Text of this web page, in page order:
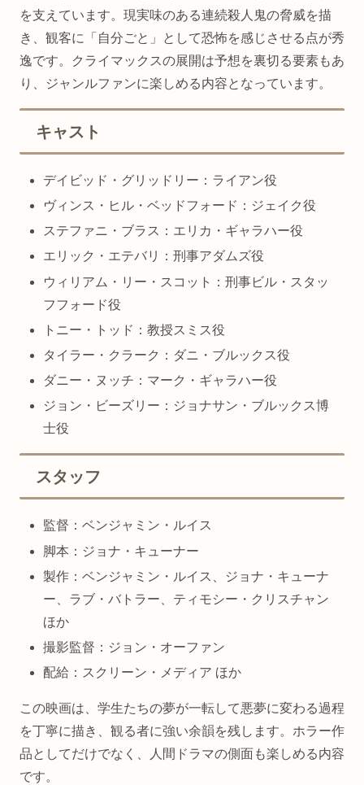
を支えています。現実味のある連続殺人鬼の脅威を描
き、観客に「自分ごと」として恐怖を感じさせる点が秀
逸です。クライマックスの展開は予想を裏切る要素もあ
り、ジャンルファンに楽しめる内容となっています。
キャスト
デイビッド・グリッドリー：ライアン役
ヴィンス・ヒル・ベッドフォード：ジェイク役
ステファニ・ブラス：エリカ・ギャラハー役
エリック・エテバリ：刑事アダムズ役
ウィリアム・リー・スコット：刑事ビル・スタッ
フフォード役
トニー・トッド：教授スミス役
タイラー・クラーク：ダニ・ブルックス役
ダニー・ヌッチ：マーク・ギャラハー役
ジョン・ビーズリー：ジョナサン・ブルックス博
士役
スタッフ
監督：ベンジャミン・ルイス
脚本：ジョナ・キューナー
製作：ベンジャミン・ルイス、ジョナ・キューナ
ー、ラブ・バトラー、ティモシー・クリスチャン
ほか
撮影監督：ジョン・オーファン
配給：スクリーン・メディア ほか
この映画は、学生たちの夢が一転して悪夢に変わる過程
を丁寧に描き、観る者に強い余韻を残します。ホラー作
品としてだけでなく、人間ドラマの側面も楽しめる内容
です。